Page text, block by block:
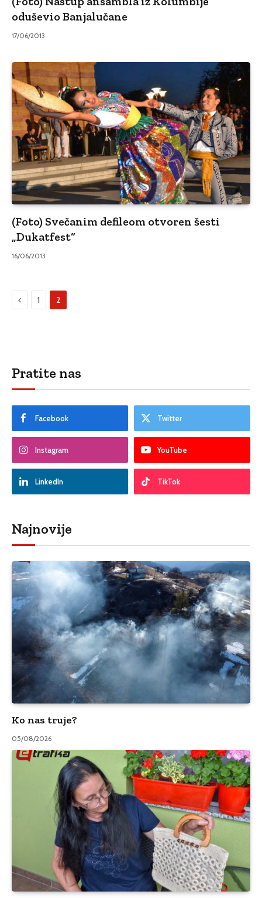
oduševio Banjalučane
17/06/2013
(Foto) Svečanim defileom otvoren šesti
„Dukatfest“
16/06/2013
Prethodni
1 2
Pratite nas
Facebook Twitter
Instagram YouTube
LinkedIn TikTok
Najnovije
Ko nas truje?
05/08/2026